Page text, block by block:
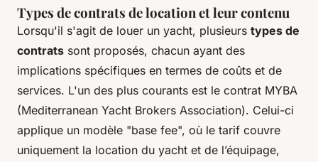
Types de contrats de location et leur contenu
Lorsqu'il s'agit de louer un yacht, plusieurs types de
contrats sont proposés, chacun ayant des
implications spécifiques en termes de coûts et de
services. L'un des plus courants est le contrat MYBA
(Mediterranean Yacht Brokers Association). Celui-ci
applique un modèle "base fee", où le tarif couvre
uniquement la location du yacht et de l’équipage,